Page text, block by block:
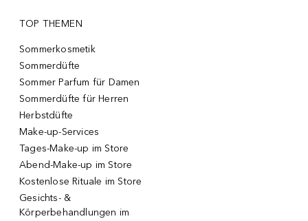
TOP THEMEN
Sommerkosmetik
Sommerdüfte
Sommer Parfum für Damen
Sommerdüfte für Herren
Herbstdüfte
Make-up-Services
Tages-Make-up im Store
Abend-Make-up im Store
Kostenlose Rituale im Store
Gesichts- &
Körperbehandlungen im